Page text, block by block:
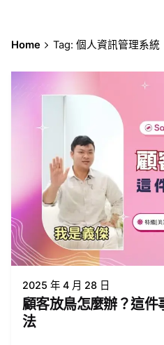
Home Tag: 個人資訊管理系統
2025 年 4 月 28 日
顧客放鳥怎麼辦？這件
法